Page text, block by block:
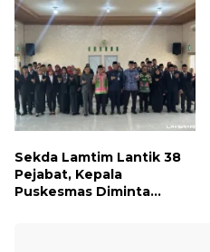
Sepanjang Agustus
Sekda Lamtim Lantik 38
Pejabat, Kepala
Puskesmas Diminta